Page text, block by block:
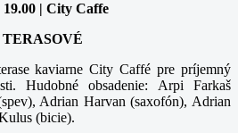
19.00 | City Caffe
kaviarne City Caffé pre príjemný
Hudobné obsadenie: Arpi Farkaš
Adrian Harvan (saxofón), Adrian
(bicie).